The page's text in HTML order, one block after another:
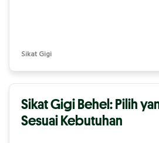
Sikat Gigi
Sikat Gigi Behel: Pilih
Sesuai Kebutuhan